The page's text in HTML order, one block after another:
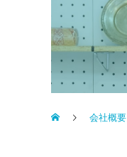
会社概要